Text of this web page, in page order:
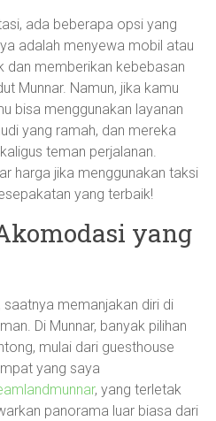
ada beberapa opsi yang
adalah menyewa mobil atau
dan memberikan kebebasan
Munnar. Namun, jika kamu
bisa menggunakan layanan
yang ramah, dan mereka
teman perjalanan.
harga jika menggunakan taksi
yang terbaik!
yang
saatnya memanjakan diri di
Di Munnar, banyak pilihan
mulai dari guesthouse
yang saya
, yang terletak
panorama luar biasa dari